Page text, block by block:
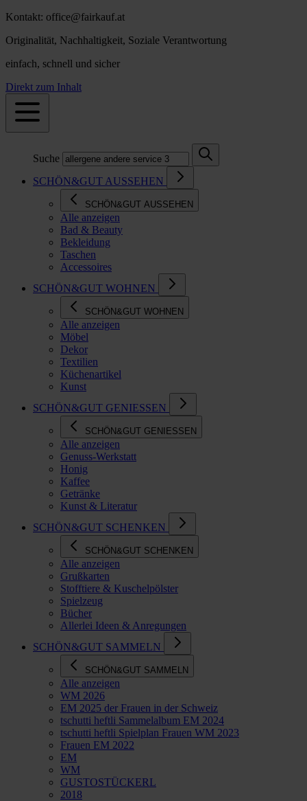
Kontakt: office@fairkauf.at
Originalität, Nachhaltigkeit, Soziale Verantwortung
einfach, schnell und sicher
Direkt zum Inhalt
Suche
SCHÖN&GUT AUSSEHEN
SCHÖN&GUT AUSSEHEN
Alle anzeigen
Bad & Beauty
Bekleidung
Taschen
Accessoires
SCHÖN&GUT WOHNEN
SCHÖN&GUT WOHNEN
Alle anzeigen
Möbel
Dekor
Textilien
Küchenartikel
Kunst
SCHÖN&GUT GENIESSEN
SCHÖN&GUT GENIESSEN
Alle anzeigen
Genuss-Werkstatt
Honig
Kaffee
Getränke
Kunst & Literatur
SCHÖN&GUT SCHENKEN
SCHÖN&GUT SCHENKEN
Alle anzeigen
Grußkarten
Stofftiere & Kuschelpölster
Spielzeug
Bücher
Allerlei Ideen & Anregungen
SCHÖN&GUT SAMMELN
SCHÖN&GUT SAMMELN
Alle anzeigen
WM 2026
EM 2025 der Frauen in der Schweiz
tschutti heftli Sammelalbum EM 2024
tschutti heftli Spielplan Frauen WM 2023
Frauen EM 2022
EM
WM
GUSTOSTÜCKERL
2018